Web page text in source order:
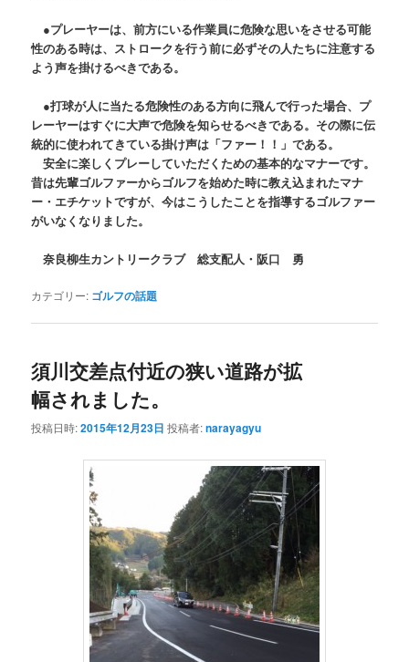
●プレーヤーは、前方にいる作業員に危険な思いをさせる可能
性のある時は、ストロークを行う前に必ずその人たちに注意する
よう声を掛けるべきである。
●打球が人に当たる危険性のある方向に飛んで行った場合、プ
レーヤーはすぐに大声で危険を知らせるべきである。その際に伝
統的に使われてきている掛け声は「ファー！！」である。
安全に楽しくプレーしていただくための基本的なマナーです。
昔は先輩ゴルファーからゴルフを始めた時に教え込まれたマナ
ー・エチケットですが、今はこうしたことを指導するゴルファー
がいなくなりました。
奈良柳生カントリークラブ 総支配人・阪口 勇
カテゴリー: ゴルフの話題
須川交差点付近の狭い道路が拡
幅されました。
投稿日時:2015年12月23日 投稿者:narayagyu